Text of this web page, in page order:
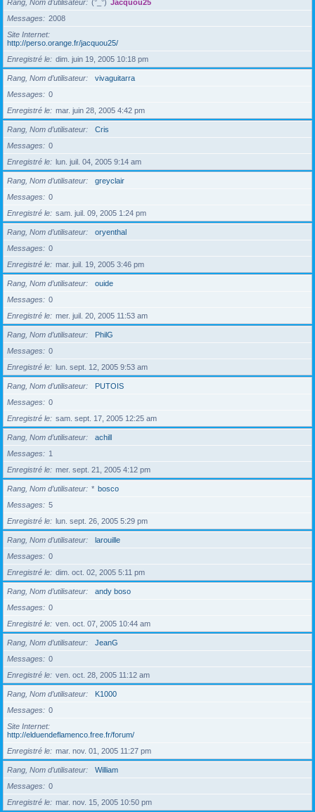
Rang, Nom d’utilisateur (°_°) Jacquou25
Messages
2008
Site Internet
http://perso.orange.fr/jacquou25/
Enregistré le
dim. juin 19, 2005 10:18 pm
Rang, Nom d’utilisateur
vivaguitarra
Messages
0
Enregistré le
mar. juin 28, 2005 4:42 pm
Rang, Nom d’utilisateur
Cris
Messages
0
Enregistré le
lun. juil. 04, 2005 9:14 am
Rang, Nom d’utilisateur
greyclair
Messages
0
Enregistré le
sam. juil. 09, 2005 1:24 pm
Rang, Nom d’utilisateur
oryenthal
Messages
0
Enregistré le
mar. juil. 19, 2005 3:46 pm
Rang, Nom d’utilisateur
ouide
Messages
0
Enregistré le
mer. juil. 20, 2005 11:53 am
Rang, Nom d’utilisateur
PhilG
Messages
0
Enregistré le
lun. sept. 12, 2005 9:53 am
Rang, Nom d’utilisateur
PUTOIS
Messages
0
Enregistré le
sam. sept. 17, 2005 12:25 am
Rang, Nom d’utilisateur
achill
Messages
1
Enregistré le
mer. sept. 21, 2005 4:12 pm
Rang, Nom d’utilisateur * bosco
Messages
5
Enregistré le
lun. sept. 26, 2005 5:29 pm
Rang, Nom d’utilisateur
larouille
Messages
0
Enregistré le
dim. oct. 02, 2005 5:11 pm
Rang, Nom d’utilisateur
andy boso
Messages
0
Enregistré le
ven. oct. 07, 2005 10:44 am
Rang, Nom d’utilisateur
JeanG
Messages
0
Enregistré le
ven. oct. 28, 2005 11:12 am
Rang, Nom d’utilisateur
K1000
Messages
0
Site Internet
http://elduendeflamenco.free.fr/forum/
Enregistré le
mar. nov. 01, 2005 11:27 pm
Rang, Nom d’utilisateur
William
Messages
0
Enregistré le
mar. nov. 15, 2005 10:50 pm